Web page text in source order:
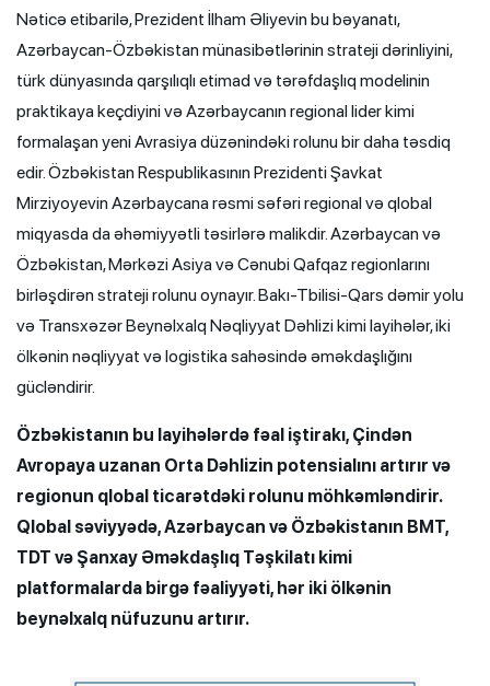
Nəticə etibarilə, Prezident İlham Əliyevin bu bəyanatı,
Azərbaycan-Özbəkistan münasibətlərinin strateji dərinliyini,
türk dünyasında qarşılıqlı etimad və tərəfdaşlıq modelinin
praktikaya keçdiyini və Azərbaycanın regional lider kimi
formalaşan yeni Avrasiya düzənindəki rolunu bir daha təsdiq
edir. Özbəkistan Respublikasının Prezidenti Şavkat
Mirziyoyevin Azərbaycana rəsmi səfəri regional və qlobal
miqyasda da əhəmiyyətli təsirlərə malikdir. Azərbaycan və
Özbəkistan, Mərkəzi Asiya və Cənubi Qafqaz regionlarını
birləşdirən strateji rolunu oynayır. Bakı-Tbilisi-Qars dəmir yolu
və Transxəzər Beynəlxalq Nəqliyyat Dəhlizi kimi layihələr, iki
ölkənin nəqliyyat və logistika sahəsində əməkdaşlığını
gücləndirir.
Özbəkistanın bu layihələrdə fəal iştirakı, Çindən
Avropaya uzanan Orta Dəhlizin potensialını artırır və
regionun qlobal ticarətdəki rolunu möhkəmləndirir.
Qlobal səviyyədə, Azərbaycan və Özbəkistanın BMT,
TDT və Şanxay Əməkdaşlıq Təşkilatı kimi
platformalarda birgə fəaliyyəti, hər iki ölkənin
beynəlxalq nüfuzunu artırır.